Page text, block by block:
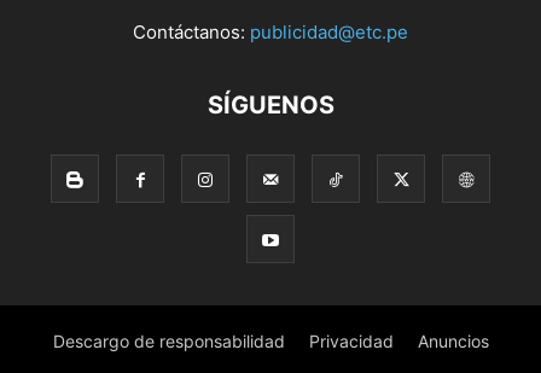
Contáctanos: publicidad@etc.pe
SÍGUENOS
Descargo de responsabilidad Privacidad Anuncios